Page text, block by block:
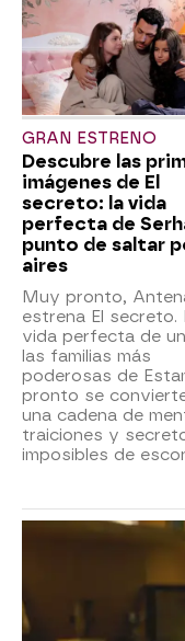
GRAN ESTRENO
Descubre las
imágenes de El
secreto: la vida
perfecta de
punto de saltar
aires
Muy pronto,
estrena El secreto.
vida perfecta de
las familias más
poderosas de
pronto se
una cadena de
traiciones y
imposibles de